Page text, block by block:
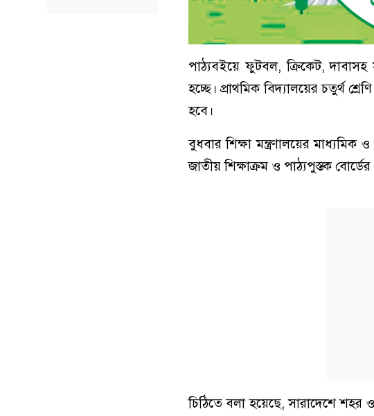
পাঠ্যবইয়ে ফুটবল, ক্রিকেট, দাবাসহ
হচ্ছে। প্রাথমিক বিদ্যালয়ের চতুর্থ
হবে।
বুধবার শিক্ষা মন্ত্রণালয়ের মাধ্যমিক
জাতীয় শিক্ষাক্রম ও পাঠ্যপুস্তক
চিঠিতে বলা হয়েছে, সারাদেশে শহর ও